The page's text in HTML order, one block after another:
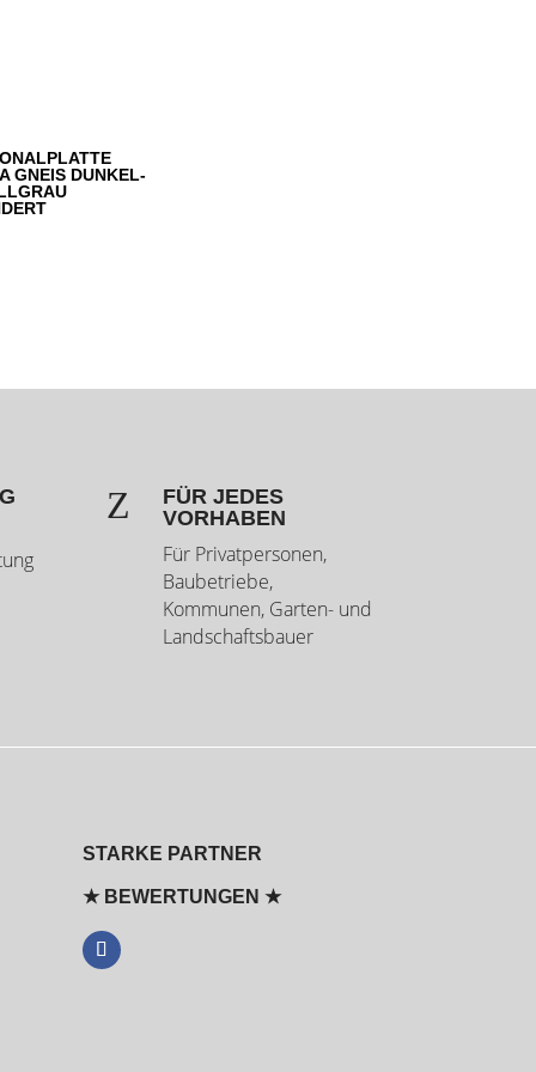
GNEIS DUNKEL-
Z
FÜR JEDES
VORHABEN
Für Privatpersonen,
Baubetriebe,
Kommunen, Garten- und
Landschaftsbauer
STARKE PARTNER
★ BEWERTUNGEN ★